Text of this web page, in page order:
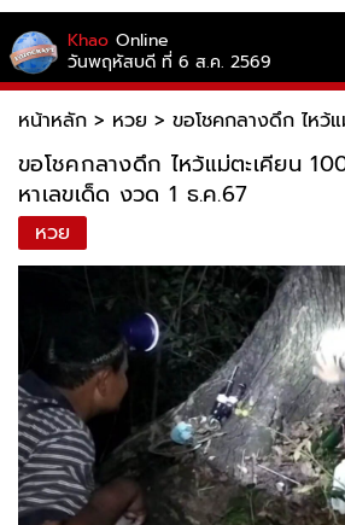
Khao Online
วันพฤหัสบดี ที่ 6 ส.ค. 2569
หน้าหลัก > หวย > ขอโชคกลางดึก ไหว้
ขอโชคกลางดึก ไหว้แม่ตะเคียน
หาเลขเด็ด งวด 1 ธ.ค.67
หวย